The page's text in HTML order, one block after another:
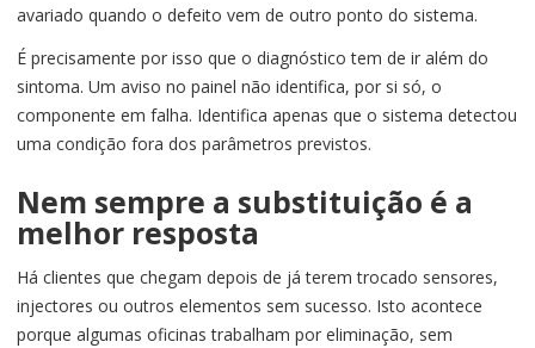
avariado quando o defeito vem de outro ponto do sistema.
É precisamente por isso que o diagnóstico tem de ir além do
sintoma. Um aviso no painel não identifica, por si só, o
componente em falha. Identifica apenas que o sistema detectou
uma condição fora dos parâmetros previstos.
Nem sempre a substituição é a
melhor resposta
Há clientes que chegam depois de já terem trocado sensores,
injectores ou outros elementos sem sucesso. Isto acontece
porque algumas oficinas trabalham por eliminação, sem